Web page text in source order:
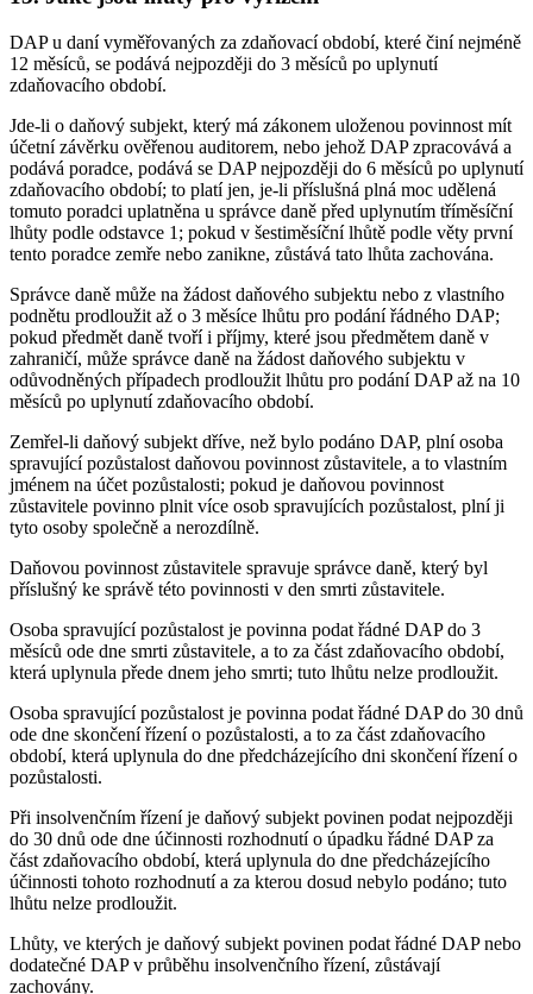
DAP u daní vyměřovaných za zdaňovací období, které činí nejméně
12 měsíců, se podává nejpozději do 3 měsíců po uplynutí
zdaňovacího období.
Jde-li o daňový subjekt, který má zákonem uloženou povinnost mít
účetní závěrku ověřenou auditorem, nebo jehož DAP zpracovává a
podává poradce, podává se DAP nejpozději do 6 měsíců po uplynutí
zdaňovacího období; to platí jen, je-li příslušná plná moc udělená
tomuto poradci uplatněna u správce daně před uplynutím tříměsíční
lhůty podle odstavce 1; pokud v šestiměsíční lhůtě podle věty první
tento poradce zemře nebo zanikne, zůstává tato lhůta zachována.
Správce daně může na žádost daňového subjektu nebo z vlastního
podnětu prodloužit až o 3 měsíce lhůtu pro podání řádného DAP;
pokud předmět daně tvoří i příjmy, které jsou předmětem daně v
zahraničí, může správce daně na žádost daňového subjektu v
odůvodněných případech prodloužit lhůtu pro podání DAP až na 10
měsíců po uplynutí zdaňovacího období.
Zemřel-li daňový subjekt dříve, než bylo podáno DAP, plní osoba
spravující pozůstalost daňovou povinnost zůstavitele, a to vlastním
jménem na účet pozůstalosti; pokud je daňovou povinnost
zůstavitele povinno plnit více osob spravujících pozůstalost, plní ji
tyto osoby společně a nerozdílně.
Daňovou povinnost zůstavitele spravuje správce daně, který byl
příslušný ke správě této povinnosti v den smrti zůstavitele.
Osoba spravující pozůstalost je povinna podat řádné DAP do 3
měsíců ode dne smrti zůstavitele, a to za část zdaňovacího období,
která uplynula přede dnem jeho smrti; tuto lhůtu nelze prodloužit.
Osoba spravující pozůstalost je povinna podat řádné DAP do 30 dnů
ode dne skončení řízení o pozůstalosti, a to za část zdaňovacího
období, která uplynula do dne předcházejícího dni skončení řízení o
pozůstalosti.
Při insolvenčním řízení je daňový subjekt povinen podat nejpozději
do 30 dnů ode dne účinnosti rozhodnutí o úpadku řádné DAP za
část zdaňovacího období, která uplynula do dne předcházejícího
účinnosti tohoto rozhodnutí a za kterou dosud nebylo podáno; tuto
lhůtu nelze prodloužit.
Lhůty, ve kterých je daňový subjekt povinen podat řádné DAP nebo
dodatečné DAP v průběhu insolvenčního řízení, zůstávají
zachovány.